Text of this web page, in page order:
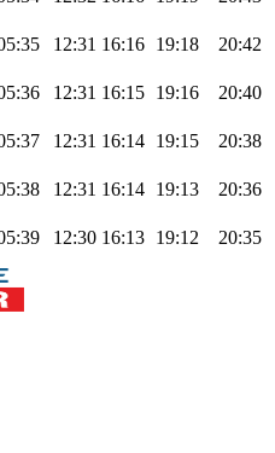
12:31 16:16 19:18
20:42
12:31 16:15 19:16
20:40
12:31 16:14 19:15
20:38
12:31 16:14 19:13
20:36
12:30 16:13 19:12 20:35